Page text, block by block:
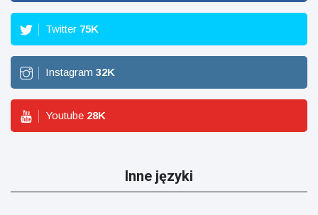
Twitter 75K
Instagram 32K
Youtube 28K
Inne języki